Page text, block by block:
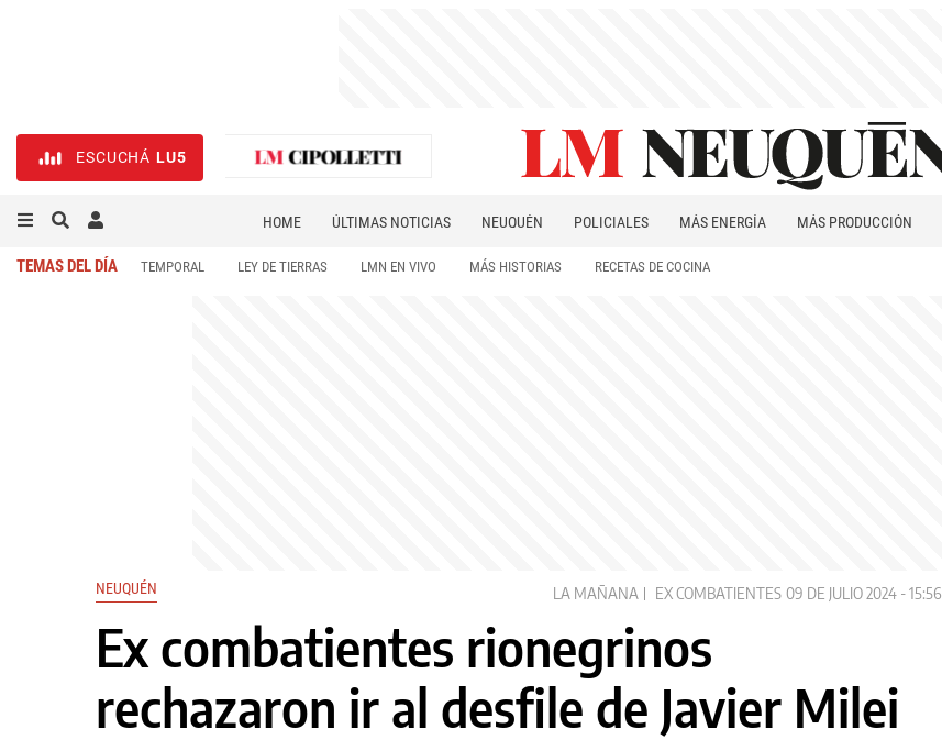
ESCUCHÁ LU5
HOME ÚLTIMAS NOTICIAS NEUQUÉN POLICIALES MÁS ENERGÍA MÁS PRODUCCIÓN
TEMAS DEL DÍA TEMPORAL LEY DE TIERRAS LMN EN VIVO MÁS HISTORIAS RECETAS DE COCINA
NEUQUÉN LA MAÑANA EX COMBATIENTES 09 DE JULIO 2024 - 15:56
Ex combatientes rionegrinos
rechazaron ir al desfile de Javier Milei